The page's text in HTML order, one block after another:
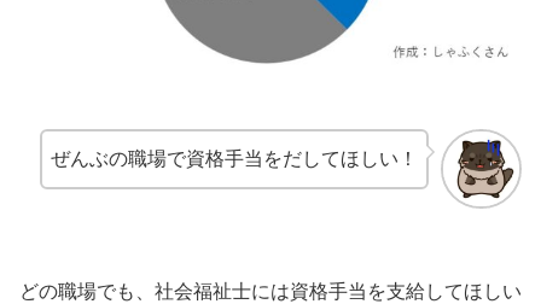
ぜんぶの職場で資格手当をだしてほしい！
どの職場でも、社会福祉士には資格手当を支給してほしい